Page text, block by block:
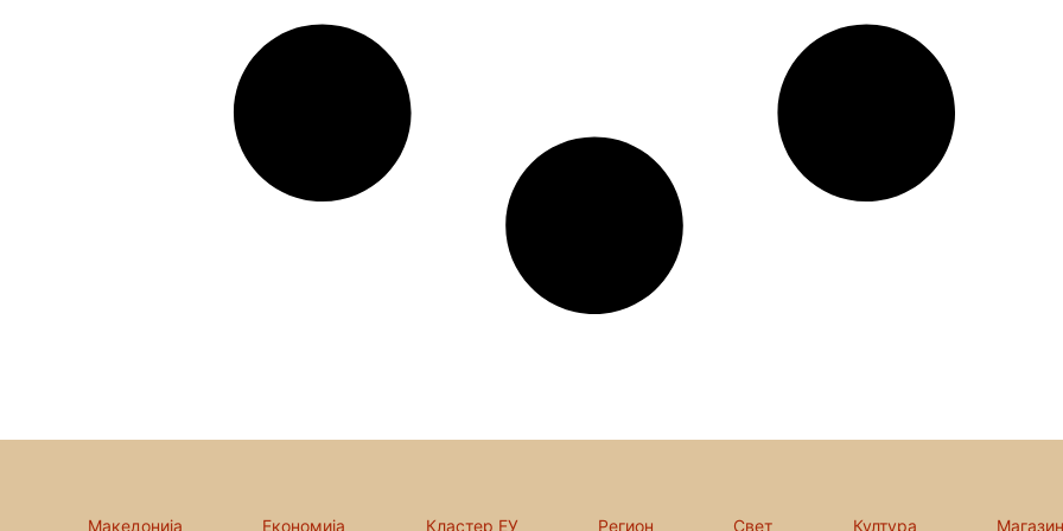
Македонија Економија Кластер ЕУ Регион Свет Култура Магазин